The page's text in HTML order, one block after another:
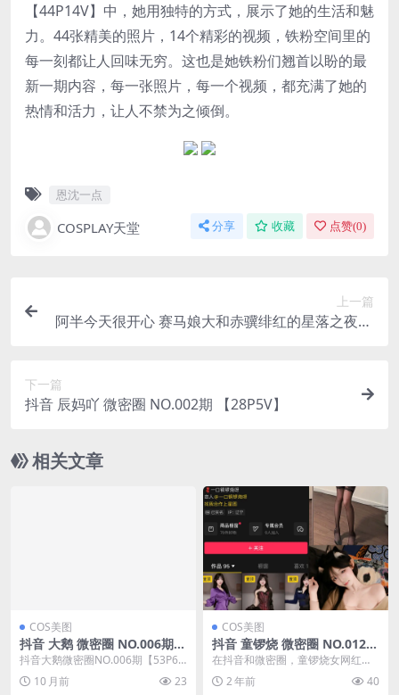
【44P14V】中，她用独特的方式，展示了她的生活和魅
力。44张精美的照片，14个精彩的视频，铁粉空间里的
每一刻都让人回味无穷。这也是她铁粉们翘首以盼的最
新一期内容，每一张照片，每一个视频，都充满了她的
热情和活力，让人不禁为之倾倒。
恩沈一点
COSPLAY天堂 分享 收藏 点赞(0)
上一篇
阿半今天很开心 赛马娘大和赤骥绯红的星落之夜48
下一篇
抖音 辰妈吖 微密圈 NO.002期 【28P5V】
相关文章
COS美图
抖音 大鹅 微密圈 NO.006期
【53P6V】(大鹅抖音叫什么)
抖音大鹅微密圈NO.006期【53P6
V】，本期为大家带来了女网红大鹅
的最新动态...
10 月前 23
COS美图
抖音 童锣烧 微密圈 NO.012期
【31P】(抖音童锣烧微密)
在抖音和微密圈，童锣烧女网红以
其独特的风格和内容吸引了众多粉
丝。在NO.012期...
2 年前 40